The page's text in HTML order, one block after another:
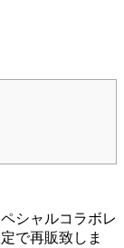
シャルコラボレ
で再販致しま